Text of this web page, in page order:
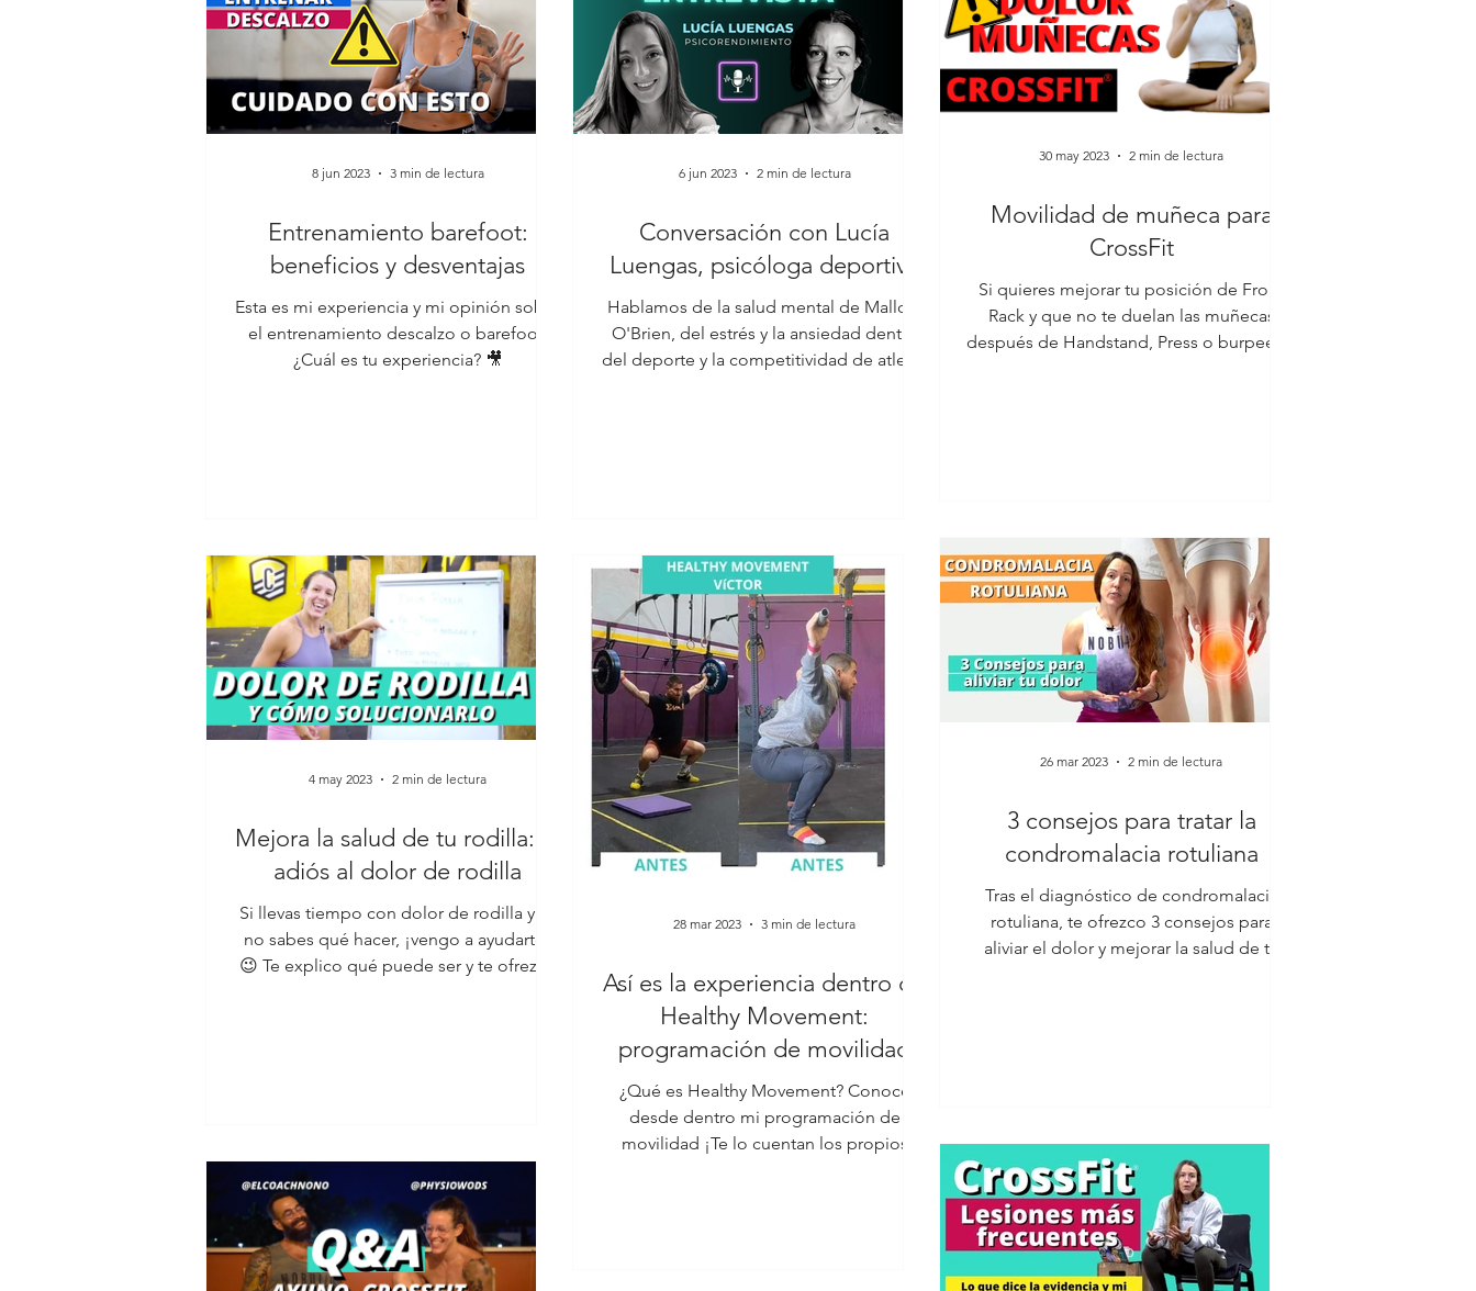
Entrenamiento barefoot:
beneficios y desventajas
Esta es mi experiencia y mi opinión sobre
el entrenamiento descalzo o barefoot.
¿Cuál es tu experiencia? 🎥
8 jun 2023 3 min de lectura
Conversación con Lucía
Luengas, psicóloga deportiva
Hablamos de la salud mental de Mallory
O'Brien, del estrés y la ansiedad dentro
del deporte y la competitividad de atletas
6 jun 2023 2 min de lectura
Movilidad de muñeca para
CrossFit
Si quieres mejorar tu posición de Front
Rack y que no te duelan las muñecas
después de Handstand, Press o burpees...
30 may 2023 2 min de lectura
Mejora la salud de tu rodilla: di
adiós al dolor de rodilla
Si llevas tiempo con dolor de rodilla y ya
no sabes qué hacer, ¡vengo a ayudarte!
😉 Te explico qué puede ser y te ofrezco
4 may 2023 2 min de lectura
Así es la experiencia dentro de
Healthy Movement:
programación de movilidad
¿Qué es Healthy Movement? Conoce
desde dentro mi programación de
movilidad ¡Te lo cuentan los propios
28 mar 2023 3 min de lectura
3 consejos para tratar la
condromalacia rotuliana
Tras el diagnóstico de condromalacia
rotuliana, te ofrezco 3 consejos para
aliviar el dolor y mejorar la salud de tu
26 mar 2023 2 min de lectura